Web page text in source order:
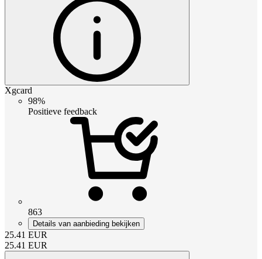
Xgcard
98%
Positieve feedback
863
Details van aanbieding bekijken
25.41 EUR
25.41 EUR